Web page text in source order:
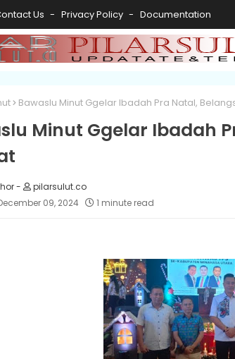
Us Privacy Policy Documentation
Bawaslu Minut Ggelar Ibadah Pra Natal,
Minut Ggelar Ibadah
pilarsulut.co
09, 2024
1 minute read